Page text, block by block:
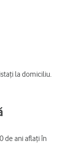
la domiciliu.
de ani aflați în